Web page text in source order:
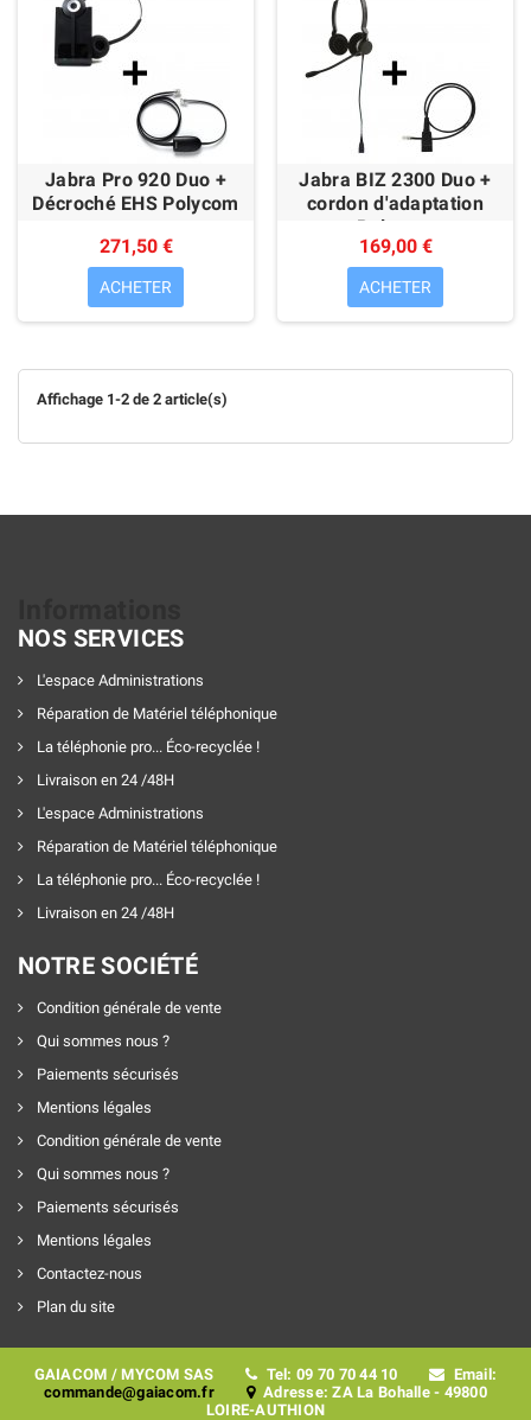
Jabra Pro 920 Duo +
Décroché EHS Polycom
271,50 €
ACHETER
Jabra BIZ 2300 Duo +
cordon d'adaptation
Polycom
169,00 €
ACHETER
Affichage 1-2 de 2 article(s)
NOS SERVICES
L'espace Administrations
Réparation de Matériel téléphonique
La téléphonie pro... Éco-recyclée !
Livraison en 24 /48H
L'espace Administrations
Réparation de Matériel téléphonique
La téléphonie pro... Éco-recyclée !
Livraison en 24 /48H
NOTRE SOCIÉTÉ
Condition générale de vente
Qui sommes nous ?
Paiements sécurisés
Mentions légales
Condition générale de vente
Qui sommes nous ?
Paiements sécurisés
Mentions légales
Contactez-nous
Plan du site
GAIACOM / MYCOM SAS Tel: 09 70 70 44 10
Email:
commande@gaiacom.fr
Adresse: ZA La Bohalle - 49800
LOIRE-AUTHION